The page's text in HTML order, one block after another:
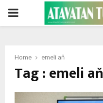
PRIMARY
Home emeli aň
Tag : emeli aň